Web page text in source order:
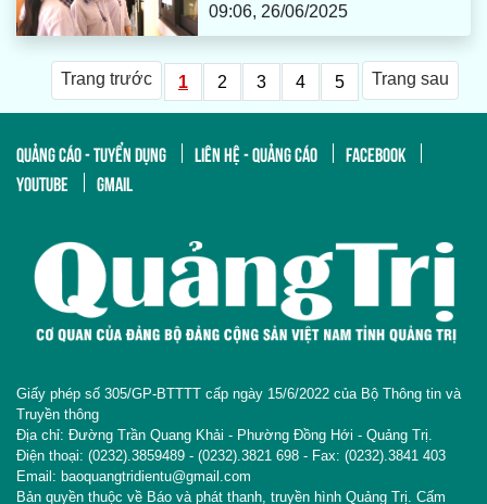
09:06, 26/06/2025
Trang trước 1 2 3 4 5 Trang sau
QUẢNG CÁO - TUYỂN DỤNG LIÊN HỆ - QUẢNG CÁO
FACEBOOK
YOUTUBE
GMAIL
Giấy phép số 305/GP-BTTTT cấp ngày 15/6/2022 của Bộ Thông tin và
Truyền thông
Địa chỉ: Đường Trần Quang Khải - Phường Đồng Hới - Quảng Trị.
Điện thoại: (0232).3859489 - (0232).3821 698 - Fax: (0232).3841 403
Email: baoquangtridientu@gmail.com
Bản quyền thuộc về Báo và phát thanh, truyền hình Quảng Trị. Cấm